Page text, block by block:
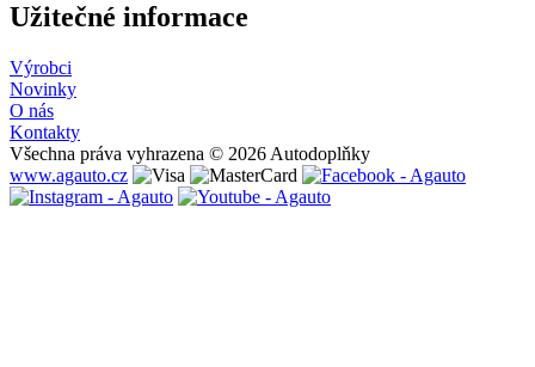
Užitečné informace
Výrobci
Novinky
O nás
Kontakty
Všechna práva vyhrazena © 2026 Autodoplňky
www.agauto.cz